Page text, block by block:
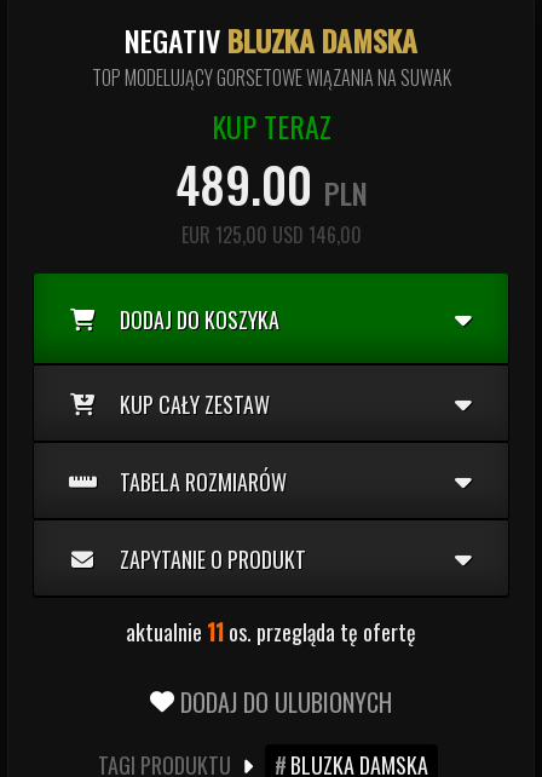
NEGATIVBLUZKA DAMSKA
TOP MODELUJĄCY GORSETOWE WIĄZANIA NA SUWAK
KUP TERAZ
489.00 PLN
EUR 125,00 USD 146,00
DODAJ DO KOSZYKA
KUP CAŁY ZESTAW
TABELA ROZMIARÓW
ZAPYTANIE O PRODUKT
aktualnie 11os. przegląda tę ofertę
DODAJ DO ULUBIONYCH
TAGI PRODUKTU
BLUZKA DAMSKA